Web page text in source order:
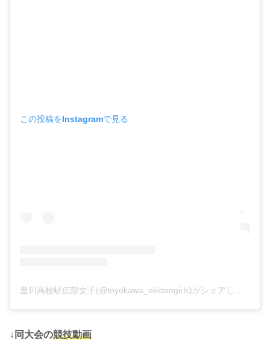
この投稿をInstagramで見る
豊川高校駅伝部女子(@toyokawa_ekidengirls)がシェアした投稿
↓同大会の競技動画